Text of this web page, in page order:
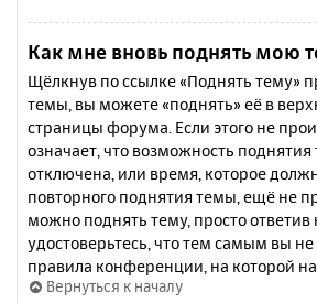
Как мне вновь поднять мою
Щёлкнув по ссылке «Поднять тему»
темы, вы можете «поднять» её в
страницы форума. Если этого не
означает, что возможность
отключена, или время, которое
повторного поднятия темы, ещё не
можно поднять тему, просто ответив
удостоверьтесь, что тем самым вы
правила конференции, на которой
Вернуться к началу